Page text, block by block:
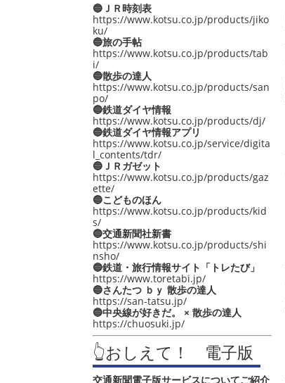
🔵ＪＲ時刻表
https://www.kotsu.co.jp/products/jiko
ku/
🔵旅の手帖
https://www.kotsu.co.jp/products/tab
i/
🔵散歩の達人
https://www.kotsu.co.jp/products/san
po/
🔵鉄道ダイヤ情報
https://www.kotsu.co.jp/products/dj/
🔵鉄道ダイヤ情報アプリ
https://www.kotsu.co.jp/service/digita
l_contents/tdr/
🔵ＪＲガゼット
https://www.kotsu.co.jp/products/gaz
ette/
🔵こどものほん
https://www.kotsu.co.jp/products/kid
s/
🔵交通新聞社新書
https://www.kotsu.co.jp/products/shi
nsho/
🔵鉄道・旅行情報サイト「トレたび」
https://www.toretabi.jp/
🔵さんたつ ｂｙ 散歩の達人
https://san-tatsu.jp/
🔵中央線が好きだ。 × 散歩の達人
https://chuosuki.jp/
👆おしえて！ 電子版
交通新聞電子版サービスについてご紹介